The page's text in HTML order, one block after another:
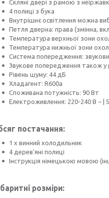
Скляні двері з рамою з
4 полиці з бука
Внутрішнє освітлення можна
Петля дверна: права (змінна,
Температура верхньої зони
Температура нижньої зони
Система попередження:
Звукове попередження також у
Рівень шуму: 44 дБ
Хладагент: R600a
Споживана потужність: 90 Вт
Електроживлення: 220-240 В ~ |
постачання:
1 х винний холодильник
4 дерев'яні полиці
Інструкція німецькою мовою
розміри: